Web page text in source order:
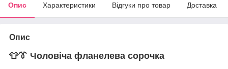
Опис Характеристики Відгуки про товар Доставка
Опис
👕👔 Чоловіча фланелева сорочка